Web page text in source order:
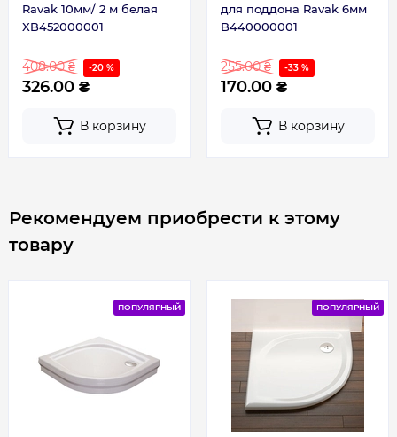
Габариты 90x90
Ravak 10мм/ 2 м белая
XB452000001
408.00 ₴ -20 %
326.00 ₴
В корзину
для поддона Ravak 6мм
B440000001
255.00 ₴ -33 %
170.00 ₴
В корзину
Рекомендуем приобрести к этому
товару
ПОПУЛЯРНЫЙ ПОПУЛЯРНЫЙ